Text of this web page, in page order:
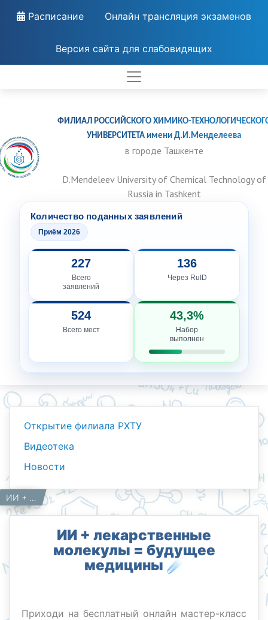
Расписание Онлайн трансляция экзаменов
Версия сайта для слабовидящих
ФИЛИАЛ РОССИЙСКОГО ХИМИКО-
УНИВЕРСИТЕТА имени Д.И.Менделеева
в городе Ташкенте
D.Mendeleev University of Chemical Technology of
Russia in Tashkent
Количество поданных заявлений
Приём 2026
227
Всего
заявлений
136
Через RuID
524
Всего мест
43,3%
Набор
выполнен
Открытие филиала РХТУ
Видеотека
Новости
Главная
Работникам
Новости ИИ + лекарственные молекулы = будущее медицины ☄️
ИИ + лекарственные
молекулы = будущее
медицины ☄️
Приходи на бесплатный онлайн мастер-класс